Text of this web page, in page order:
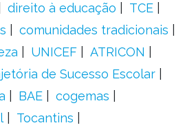
direito à educação
TCE
comunidades tradicionais
UNICEF
ATRICON
de Sucesso Escolar
BAE
cogemas
Tocantins